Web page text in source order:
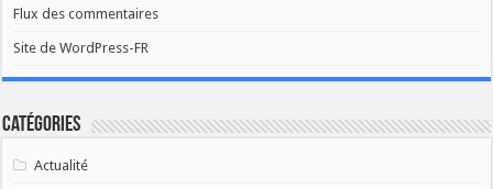
Flux des commentaires
Site de WordPress-FR
Catégories
Actualité